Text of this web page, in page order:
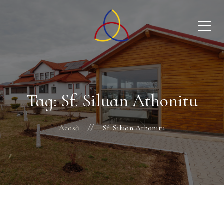
Tag: Sf. Siluan Athonitu
Acasă Sf. Siluan Athonitu